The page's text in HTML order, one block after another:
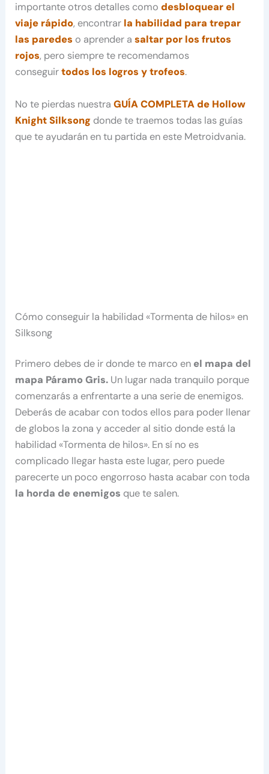
importante otros detalles comodesbloquear el
viaje rápido, encontrar la habilidad para trepar
las paredes o aprender asaltar por los frutos
rojos, pero siempre te recomendamos
conseguirtodos los logros y trofeos.
No te pierdas nuestraGUÍA COMPLETA de Hollow
Knight Silksong donde te traemos todas las guías
que te ayudarán en tu partida en este Metroidvania.
Cómo conseguir la habilidad «Tormenta de hilos» en
Silksong
Primero debes de ir donde te marco en el mapa del
mapa Páramo Gris. Un lugar nada tranquilo porque
comenzarás a enfrentarte a una serie de enemigos.
Deberás de acabar con todos ellos para poder llenar
de globos la zona y acceder al sitio donde está la
habilidad «Tormenta de hilos». En sí no es
complicado llegar hasta este lugar, pero puede
parecerte un poco engorroso hasta acabar con toda
la horda de enemigos que te salen.